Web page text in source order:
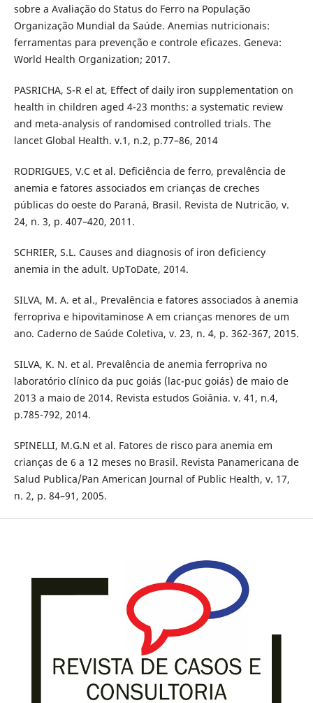
sobre a Avaliação do Status do Ferro na População
Organização Mundial da Saúde. Anemias nutricionais:
ferramentas para prevenção e controle eficazes. Geneva:
World Health Organization; 2017.
PASRICHA, S-R el at, Effect of daily iron supplementation on
health in children aged 4-23 months: a systematic review
and meta-analysis of randomised controlled trials. The
lancet Global Health. v.1, n.2, p.77–86, 2014
RODRIGUES, V.C et al. Deficiência de ferro, prevalência de
anemia e fatores associados em crianças de creches
públicas do oeste do Paraná, Brasil. Revista de Nutricão, v.
24, n. 3, p. 407–420, 2011.
SCHRIER, S.L. Causes and diagnosis of iron deficiency
anemia in the adult. UpToDate, 2014.
SILVA, M. A. et al., Prevalência e fatores associados à anemia
ferropriva e hipovitaminose A em crianças menores de um
ano. Caderno de Saúde Coletiva, v. 23, n. 4, p. 362-367, 2015.
SILVA, K. N. et al. Prevalência de anemia ferropriva no
laboratório clínico da puc goiás (lac-puc goiás) de maio de
2013 a maio de 2014. Revista estudos Goiânia. v. 41, n.4,
p.785-792, 2014.
SPINELLI, M.G.N et al. Fatores de risco para anemia em
crianças de 6 a 12 meses no Brasil. Revista Panamericana de
Salud Publica/Pan American Journal of Public Health, v. 17,
n. 2, p. 84–91, 2005.